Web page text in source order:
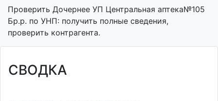
Проверить Дочернее УП Центральная аптека№105
Бр.р. по УНП: получить полные сведения,
проверить контрагента.
СВОДКА